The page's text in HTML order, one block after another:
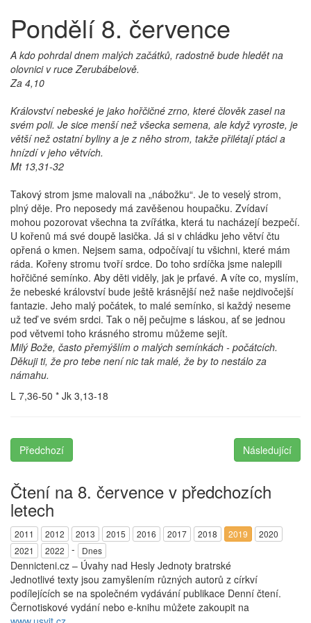
Pondělí 8. července
A kdo pohrdal dnem malých začátků, radostně bude hledět na
olovnici v ruce Zerubábelově.
Za 4,10
Království nebeské je jako hořčičné zrno, které člověk zasel na
svém poli. Je sice menší než všecka semena, ale když vyroste, je
větší než ostatní byliny a je z něho strom, takže přilétají ptáci a
hnízdí v jeho větvích.
Mt 13,31-32
Takový strom jsme malovali na „nábožku“. Je to veselý strom,
plný děje. Pro neposedy má zavěšenou houpačku. Zvídaví
mohou pozorovat všechna ta zvířátka, která tu nacházejí bezpečí.
U kořenů má své doupě lasička. Já si v chládku jeho větví čtu
opřená o kmen. Nejsem sama, odpočívají tu všichni, které mám
ráda. Kořeny stromu tvoří srdce. Do toho srdíčka jsme nalepili
hořčičné semínko. Aby děti viděly, jak je prťavé. A víte co, myslím,
že nebeské království bude ještě krásnější než naše nejdivočejší
fantazie. Jeho malý počátek, to malé semínko, si každý neseme
už teď ve svém srdci. Tak o něj pečujme s láskou, ať se jednou
pod větvemi toho krásného stromu můžeme sejít.
Milý Bože, často přemýšlím o malých semínkách - počátcích.
Děkuji ti, že pro tebe není nic tak malé, že by to nestálo za
námahu.
L 7,36-50 * Jk 3,13-18
Předchozí Následující
Čtení na 8. července v předchozích
letech
2011 2012 2013 2015 2016 2017 2018 2019
2020
2021
2022 - Dnes
Dennicteni.cz – Úvahy nad Hesly Jednoty bratrské
Jednotlivé texty jsou zamyšlením různých autorů z církví
podílejících se na společném vydávání publikace Denní čtení.
Černotiskové vydání nebo e-knihu můžete zakoupit na